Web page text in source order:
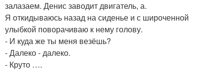
залазаем. Денис заводит двигатель, а.
Я откидываюсь назад на сиденье и с широченной
улыбкой поворачиваю к нему голову.
- И куда же ты меня везёшь?
- Далеко - далеко.
- Круто ….